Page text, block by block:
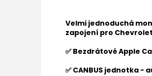
Velmi jednoduchá
zapojení pro
✅ Bezdrátové Apple
✅ CANBUS jednotka